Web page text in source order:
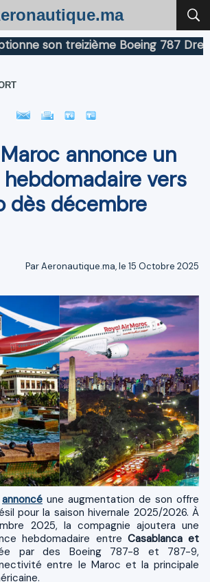
son treizième Boeing 787
annonce un
vers
dès décembre
Par Aeronautique.ma, le 15 Octobre 2025
annoncé une augmentation de son offre
pour la saison hivernale 2025/2026. À
2025, la compagnie ajoutera une
hebdomadaire entre Casablanca et
par des Boeing 787-8 et 787-9,
entre le Maroc et la principale